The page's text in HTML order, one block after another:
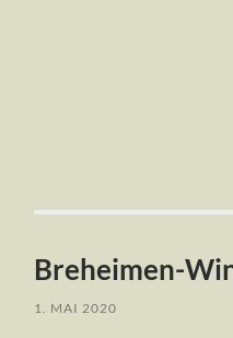
Breheimen-
1. MAI 2020